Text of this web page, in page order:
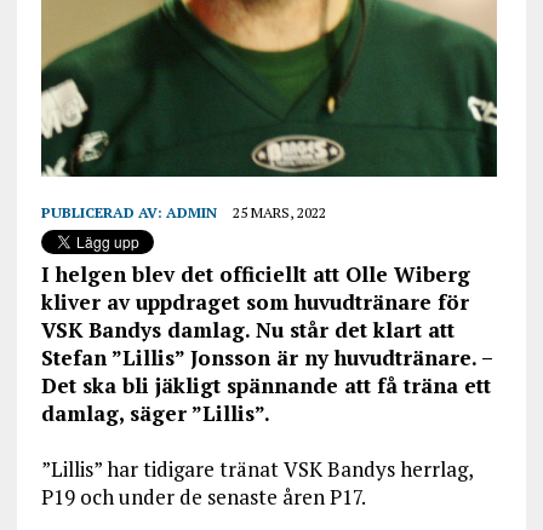
PUBLICERAD AV: ADMIN 25 MARS, 2022
I helgen blev det officiellt att Olle Wiberg
kliver av uppdraget som huvudtränare för
VSK Bandys damlag. Nu står det klart att
Stefan ”Lillis” Jonsson är ny huvudtränare. –
Det ska bli jäkligt spännande att få träna ett
damlag, säger ”Lillis”.
”Lillis” har tidigare tränat VSK Bandys herrlag,
P19 och under de senaste åren P17.